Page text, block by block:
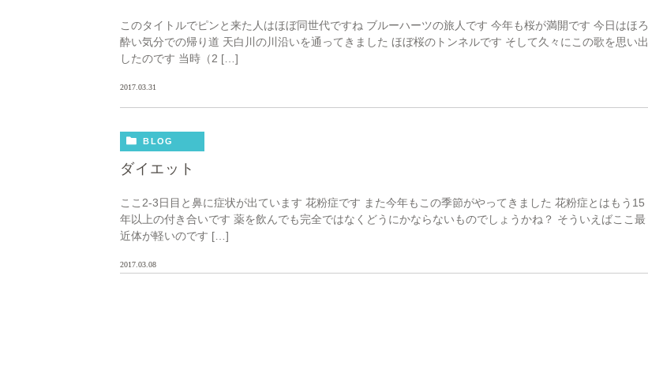
このタイトルでピンと来た人はほぼ同世代ですね ブルーハーツの旅人です 今年も桜が満開です 今日はほろ
酔い気分での帰り道 天白川の川沿いを通ってきました ほぼ桜のトンネルです そして久々にこの歌を思い出
したのです 当時（2 […]
2017.03.31
BLOG
ダイエット
ここ2-3日目と鼻に症状が出ています 花粉症です また今年もこの季節がやってきました 花粉症とはもう15
年以上の付き合いです 薬を飲んでも完全ではなくどうにかならないものでしょうかね？ そういえばここ最
近体が軽いのです […]
2017.03.08